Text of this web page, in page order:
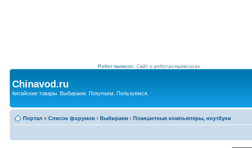
Робот-пылесос. Сайт о роботах-пылесосах.
Chinavod.ru
Китайские товары. Выбираем. Покупаем. Пользуемся.
Портал » Список форумов ‹ Выбираем ‹ Планшетные компьютеры, ноутбуки